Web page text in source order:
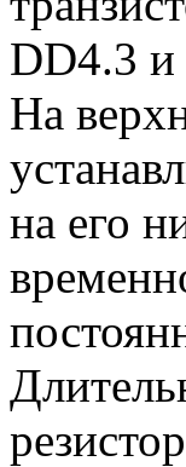
DD4.3
На
на его